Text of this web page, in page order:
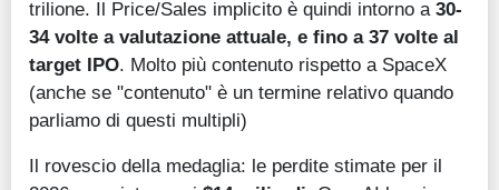
trilione. Il Price/Sales implicito è quindi intorno a 30-
34 volte a valutazione attuale, e fino a 37 volte al
target IPO. Molto più contenuto rispetto a SpaceX
(anche se "contenuto" è un termine relativo quando
parliamo di questi multipli)
Il rovescio della medaglia: le perdite stimate per il